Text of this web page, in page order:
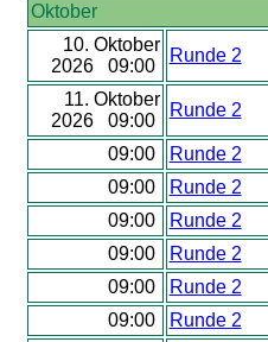
Oktober
10. Oktober
2026 09:00
Runde 2
11. Oktober
2026 09:00
Runde 2
09:00 Runde 2
09:00
Runde 2
09:00
Runde 2
09:00
Runde 2
09:00
Runde 2
09:00
Runde 2